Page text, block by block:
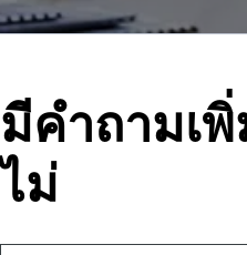
มีคําถามเ
ไม่